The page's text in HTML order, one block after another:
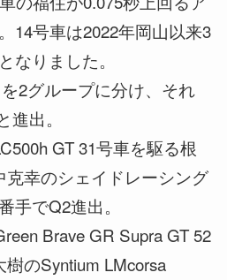
14号車は2022年岡山以来3
なりました。
2グループに分け、それ
出。
GT 31号車を駆る根
幸のシェイドレーシング
手でQ2進出。
Brave GR Supra GT 52
のSyntium LMcorsa